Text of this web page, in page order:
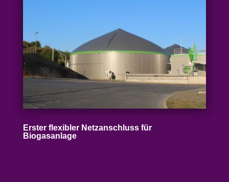
Erster flexibler Netz­an­schluss für
Biogasanlage